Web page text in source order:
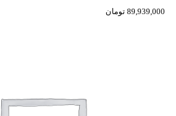
89,939,000 تومان